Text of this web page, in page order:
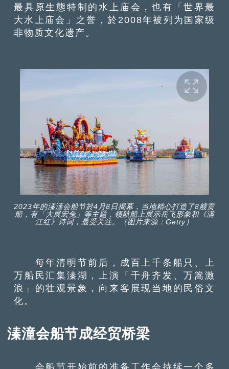
最具原生態特制的水上庙会，也有「世界最
大水上庙会」之誉，於2008年被列为国家级
非物质文化遗产。
2023年的溱潼会船节於4月8日揭幕，当地精心打造了8艘贡
船，有「大展宏兔」等主题，领航船上展示岳飞形象和《满
江红》诗词，最受关注。（图片来源：Getty）
每年清明节前后，成百上千条船只、上
万船民汇集溱湖，上演「千舟齐发、万篙激
浪」的壮观景象，向来客展现当地的民俗文
化。
溱潼会船节成经贸桥梁
会船节开始前的准备工作会持续一个多